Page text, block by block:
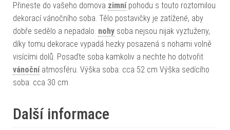
Přineste do vašeho domova zimnípohodu s touto roztomilou
dekorací vánočního soba. Tělo postavičky je zatížené, aby
dobře sedělo a nepadalo. nohy soba nejsou nijak vyztuženy,
díky tomu dekorace vypadá hezky posazená s nohami volně
visícími dolů. Posaďte soba kamkoliv a nechte ho dotvořit
vánočníatmosféru. Výška soba: cca 52 cm Výška sedícího
soba: cca 30 cm
Další informace